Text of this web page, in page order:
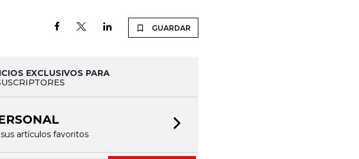
GUARDAR
EXCLUSIVOS PARA
artículos favoritos